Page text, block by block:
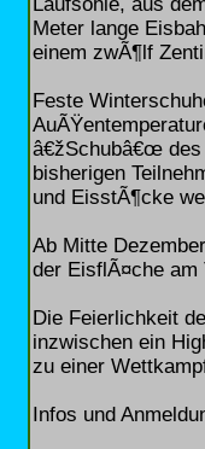
Meter lange
einem zwÃ¶lf
Feste
â€žSchubâ€œ des
bisherigen
und EisstÃ¶cke
Ab Mitte
der EisflÃ¤che am
Die Feierlichkeit
inzwischen ein
zu einer
Infos und